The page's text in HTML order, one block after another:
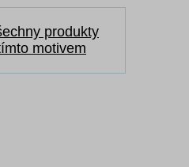
produkty
motivem